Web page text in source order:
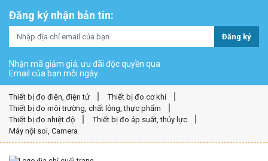
Đăng ký nhận bản tin:
Đăng ký
Nhận mã giảm giá, ưu đãi độc quyền qua
Email của bạn mỗi ngày.
Thiết bị đo điện, điện tử
Thiết bị đo cơ khí
Thiết bị đo môi trường, chất lỏng, thực phẩm
Thiết bị đo nhiệt độ
Thiết bị đo áp suất, thủy lực
Máy nội soi, Camera